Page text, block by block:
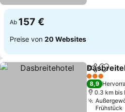
Ab 157 €
Preise von 20 Websites
TeilenZu
3 Sterne
8,9
0.3 km bis
Frühstück